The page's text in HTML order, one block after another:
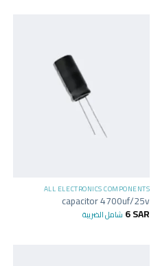
ALL ELECTRONICS COMPONENTS
capacitor 4700uf/25v
6SAR شامل الضريبة